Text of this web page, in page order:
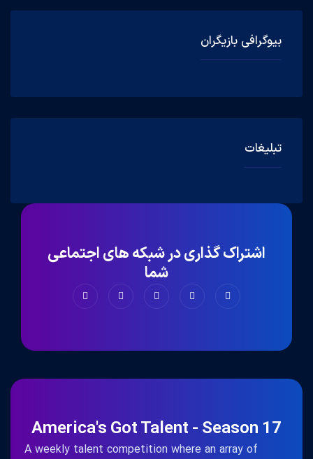
بیوگرافی بازیگران
تبلیغات
اشتراک گذاری در شبکه های اجتماعی
شما
America's Got Talent - Season 17
A weekly talent competition where an array of